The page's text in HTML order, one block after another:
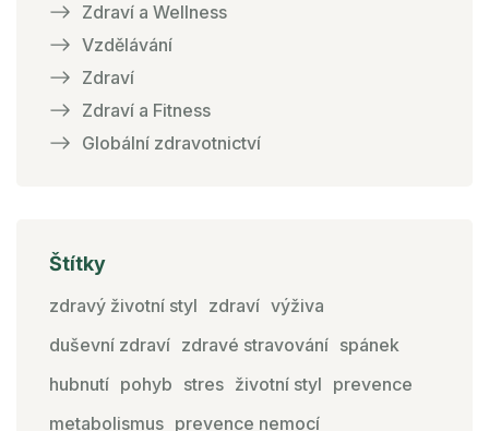
Zdraví a Wellness
Vzdělávání
Zdraví
Zdraví a Fitness
Globální zdravotnictví
Štítky
zdravý životní styl zdraví výživa
duševní zdraví zdravé stravování spánek
hubnutí pohyb stres životní styl prevence
metabolismus prevence nemocí